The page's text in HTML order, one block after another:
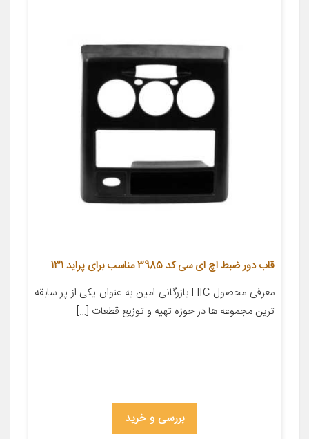
قاب دور ضبط اچ ای سی کد 3985 مناسب برای پراید 131
معرفی محصول HIC بازرگانی امین به عنوان یکی از پر سابقه
ترین مجموعه ها در حوزه تهیه و توزیع قطعات […]
بررسی و خرید